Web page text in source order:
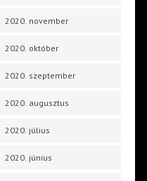
2020. november
2020. október
2020. szeptember
2020. augusztus
2020. július
2020. június